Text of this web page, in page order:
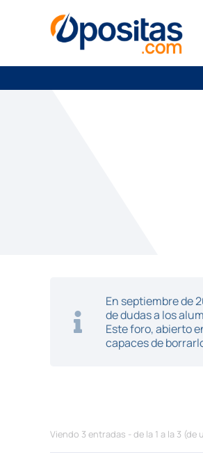
En septiembre de
de dudas a los
Este foro, abierto
capaces de
Viendo 3 entradas - de la 1 a la 3 (de